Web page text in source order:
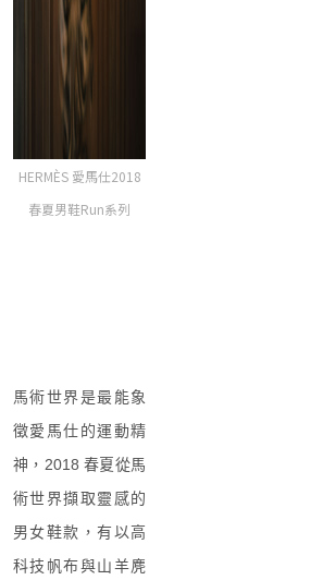
HERMÈS 愛馬仕2018
春夏男鞋Run系列
馬術世界是最能象
徵愛馬仕的運動精
神，2018 春夏從馬
術世界擷取靈感的
男女鞋款，有以高
科技帆布與山羊麂